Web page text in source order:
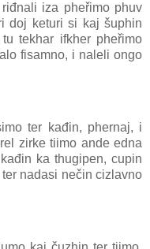
iza pheřimo phuv
doj keturi si kaj šuphin
tekhar ifkher pheřimo
fisamno, i naleli ongo
ter kađin, phernaj, i
zirke tiimo ande edna
ka thugipen, cupin
nadasi nečin cizlavno